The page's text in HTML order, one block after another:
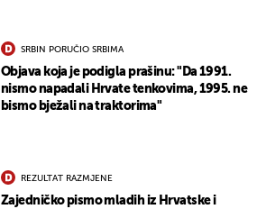
SRBIN PORUČIO SRBIMA
Objava koja je podigla prašinu: "Da 1991.
nismo napadali Hrvate tenkovima, 1995. ne
bismo bježali na traktorima"
REZULTAT RAZMJENE
Zajedničko pismo mladih iz Hrvatske i